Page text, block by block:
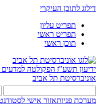
דילוג לתוכן העיקרי
תפריט עליון
תפריט ראשי
תוכן ראשי
ידיעון תשע"ז הפקולטה למדעים
אוניברסיטת תל אביב
מערכת פניותאזור אישי